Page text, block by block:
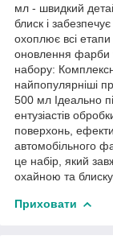
мл - швидкий
блиск і
охоплює всі
оновлення фарби
набору:
найпопулярніші
500 мл Ідеально
ентузіастів
поверхонь,
автомобільного
це набір, який
охайною та
Приховати